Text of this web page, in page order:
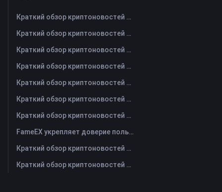
Краткий обзор криптоновостей FameEX за сегодня | 6 августа 2026 г
Краткий обзор криптоновостей FameEX за сегодня | 5 августа 2026 г
Краткий обзор криптоновостей FameEX за сегодня | 4 августа 2026 г
Краткий обзор криптоновостей FameEX за сегодня | 3 августа 2026 г
Краткий обзор криптоновостей FameEX за сегодня | 31 июля 2026 г
Краткий обзор криптоновостей FameEX за сегодня | 30 июля 2026 г
Краткий обзор криптоновостей FameEX за сегодня | 29 июля 2026 г
FameEX укрепляет доверие пользователей благодаря восьми годам стабильной работы и глобальному росту
Краткий обзор криптоновостей FameEX за сегодня | 28 июля 2026 г
Краткий обзор криптоновостей FameEX за сегодня | 27 июля 2026 г